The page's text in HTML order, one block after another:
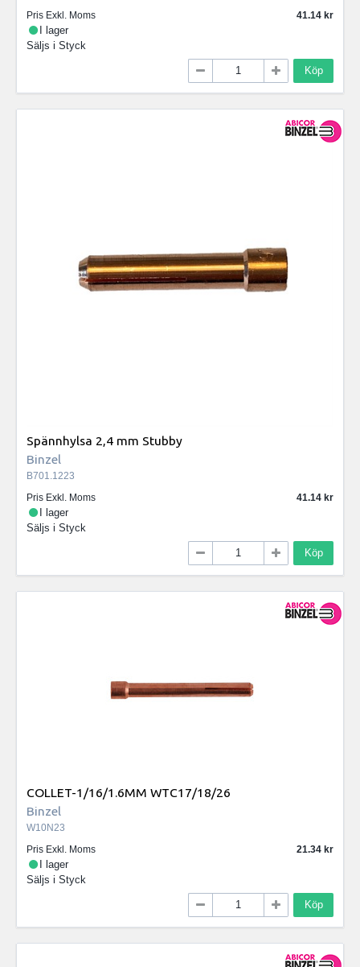
Pris Exkl. Moms 41.14
I lager
Säljs i Styck
Köp
Spännhylsa 2,4 mm Stubby
Binzel
B701.1223
Pris Exkl. Moms
41.14
I lager
Säljs i Styck
Köp
COLLET-1/16/1.6MM WTC17/18/26
Binzel
W10N23
Pris Exkl. Moms
21.34
I lager
Säljs i Styck
Köp